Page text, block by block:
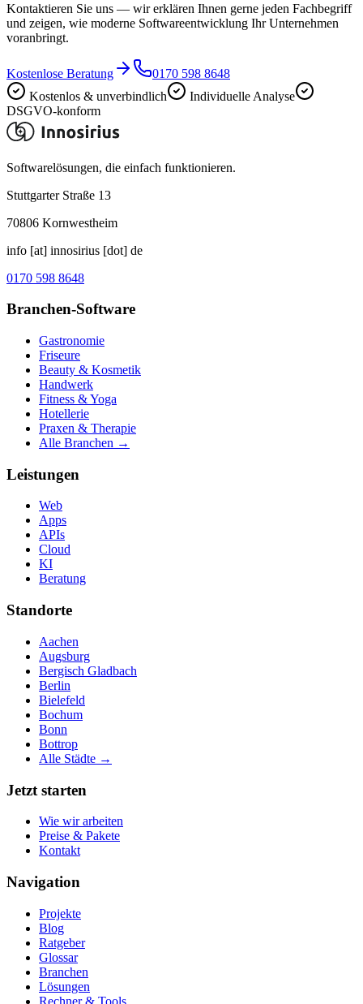
Kontaktieren Sie uns — wir erklären Ihnen gerne jeden Fachbegriff
und zeigen, wie moderne Softwareentwicklung Ihr Unternehmen
voranbringt.
Kostenlose Beratung
0170 598 8648
Kostenlos & unverbindlich
Individuelle Analyse
DSGVO-konform
Softwarelösungen, die einfach funktionieren.
Stuttgarter Straße 13
70806 Kornwestheim
info [at] innosirius [dot] de
0170 598 8648
Branchen-Software
Gastronomie
Friseure
Beauty & Kosmetik
Handwerk
Fitness & Yoga
Hotellerie
Praxen & Therapie
Alle Branchen →
Leistungen
Web
Apps
APIs
Cloud
KI
Beratung
Standorte
Aachen
Augsburg
Bergisch Gladbach
Berlin
Bielefeld
Bochum
Bonn
Bottrop
Alle Städte →
Jetzt starten
Wie wir arbeiten
Preise & Pakete
Kontakt
Navigation
Projekte
Blog
Ratgeber
Glossar
Branchen
Lösungen
Rechner & Tools